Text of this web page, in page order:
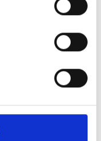
ook leuk
Hoest & Verkoudheid